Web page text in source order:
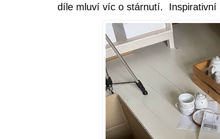
díle mluví víc o stárnutí. Inspirativní